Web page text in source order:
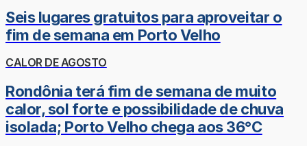
Seis lugares gratuitos para aproveitar o
fim de semana em Porto Velho
CALOR DE AGOSTO
Rondônia terá fim de semana de muito
calor, sol forte e possibilidade de chuva
isolada; Porto Velho chega aos 36°C